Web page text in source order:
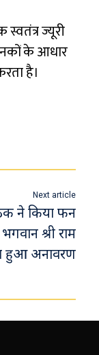
ज्यूरी
के आधार
है।
Next article
ने किया फन
श्री राम
हुआ अनावरण